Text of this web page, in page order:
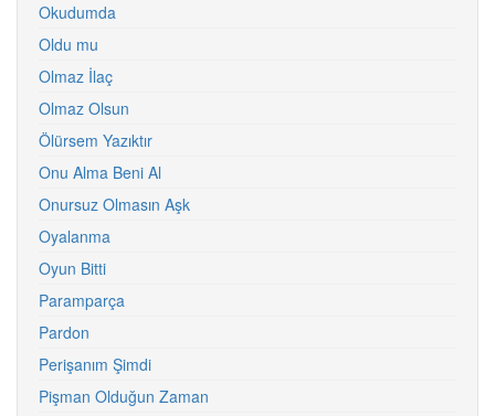
Okudumda
Oldu mu
Olmaz İlaç
Olmaz Olsun
Ölürsem Yazıktır
Onu Alma Beni Al
Onursuz Olmasın Aşk
Oyalanma
Oyun Bitti
Paramparça
Pardon
Perişanım Şimdi
Pişman Olduğun Zaman